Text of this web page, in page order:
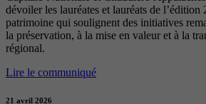
dévoiler les lauréates et lauréats de l’édition
patrimoine qui soulignent des initiatives
la préservation, à la mise en valeur et à la
régional.
Lire le communiqué
21 avril 2026